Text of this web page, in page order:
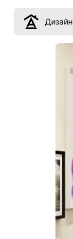
Дизайн